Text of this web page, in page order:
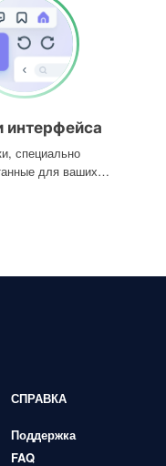
интерфейса
специально
для ваших
СПРАВКА
Поддержка
FAQ